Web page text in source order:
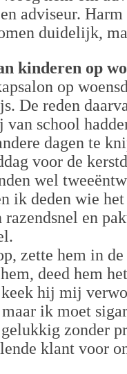
adviseur.
duidelijk,
kinderen op
op
De reden
school
dagen te
voor de
wel
ik deden wie
en
zette hem in
deed hem
hij mij
ik moet
zonder
klant voor